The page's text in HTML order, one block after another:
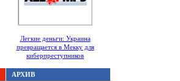
Легкие деньги: Украина
превращается в Мекку для
киберпреступников
АРХИВ